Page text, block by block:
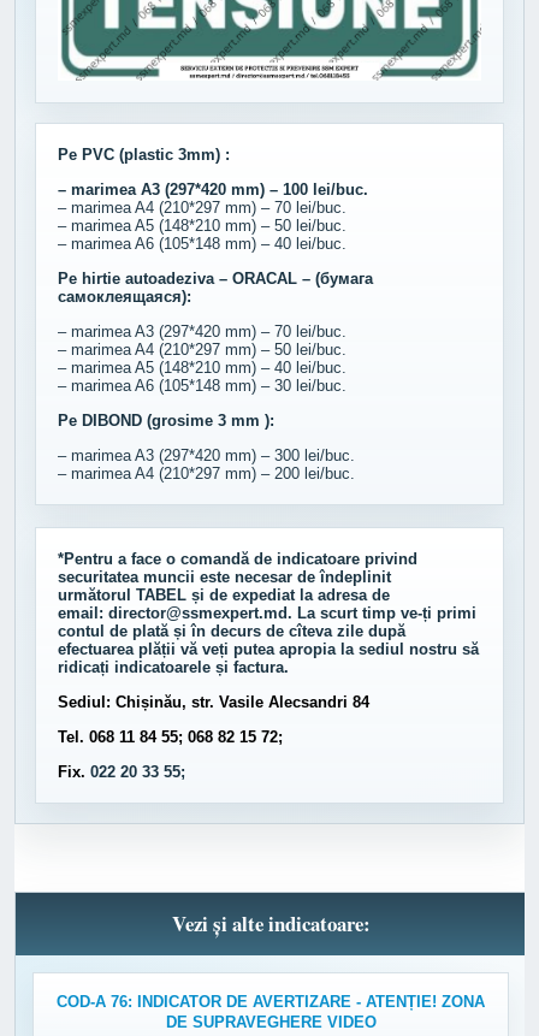
Pe PVC (plastic 3mm) :
– marimea A3 (297*420 mm) – 100 lei/buc.
– marimea A4 (210*297 mm) – 70 lei/buc.
– marimea A5 (148*210 mm) – 50 lei/buc.
– marimea A6 (105*148 mm) – 40 lei/buc.
Pe hirtie autoadeziva – ORACAL – (бумага
самоклеящаяся):
– marimea A3 (297*420 mm) – 70 lei/buc.
– marimea A4 (210*297 mm) – 50 lei/buc.
– marimea A5 (148*210 mm) – 40 lei/buc.
– marimea A6 (105*148 mm) – 30 lei/buc.
Pe DIBOND (grosime 3 mm ):
– marimea A3 (297*420 mm) – 300 lei/buc.
– marimea A4 (210*297 mm) – 200 lei/buc.
*Pentru a face o comandă de indicatoare privind
securitatea muncii este necesar de îndeplinit
următorul TABEL și de expediat la adresa de
email: director@ssmexpert.md. La scurt timp ve-ți primi
contul de plată și în decurs de cîteva zile după
efectuarea plății vă veți putea apropia la sediul nostru să
ridicați indicatoarele și factura.
Sediul: Chișinău, str. Vasile Alecsandri 84
Tel. 068 11 84 55; 068 82 15 72;
Fix. 022 20 33 55;
Vezi și alte indicatoare:
COD-A 76: INDICATOR DE AVERTIZARE - ATENȚIE! ZONA
DE SUPRAVEGHERE VIDEO